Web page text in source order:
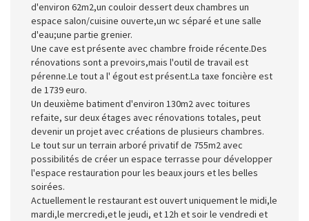
d'environ 62m2,un couloir dessert deux chambres un
espace salon/cuisine ouverte,un wc séparé et une salle
d'eau;une partie grenier.
Une cave est présente avec chambre froide récente.Des
rénovations sont a prevoirs,mais l'outil de travail est
pérenne.Le tout a l' égout est présent.La taxe foncière est
de 1739 euro.
Un deuxième batiment d'environ 130m2 avec toitures
refaite, sur deux étages avec rénovations totales, peut
devenir un projet avec créations de plusieurs chambres.
Le tout sur un terrain arboré privatif de 755m2 avec
possibilités de créer un espace terrasse pour développer
l'espace restauration pour les beaux jours et les belles
soirées.
Actuellement le restaurant est ouvert uniquement le midi,le
mardi,le mercredi,et le jeudi, et 12h et soir le vendredi et